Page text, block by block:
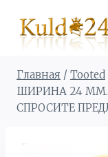
содержимому
Главная / Tooted
ШИРИНА 24
СПРОСИТЕ